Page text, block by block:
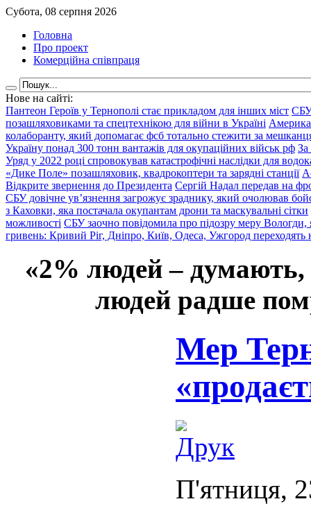
Субота, 08 серпня 2026
Головна
Про проект
Комерційна співпраця
Нове на сайті:
Пантеон Героїв у Тернополі стає прикладом для інших міст СБУ
позашляховиками та спецтехнікою для війни в Україні
колаборанту, який допомагає фсб тотально стежити за
Україну понад 300 тонн вантажів для окупаційних військ рф За
Уряд у 2022 році спровокував катастрофічні наслідки для
«Дике Поле» позашляховик, квадрокоптери та зарядні станції
Відкрите звернення до Президента Сергій Надал передав на
СБУ довічне ув’язнення загрожує зраднику, який очолював
з Каховки, яка постачала окупантам дрони та маскувальні сітки
можливості СБУ заочно повідомила про підозру меру Вологди,
гривень: Кривий Ріг, Дніпро, Київ, Одеса, Ужгород переходять
«2% людей –
людей радше
Мер
П'ятниця,